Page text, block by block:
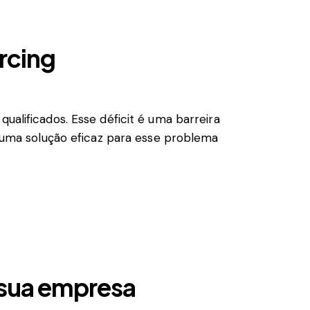
Esse déficit é uma barreira
solução eficaz para esse problema
empresa